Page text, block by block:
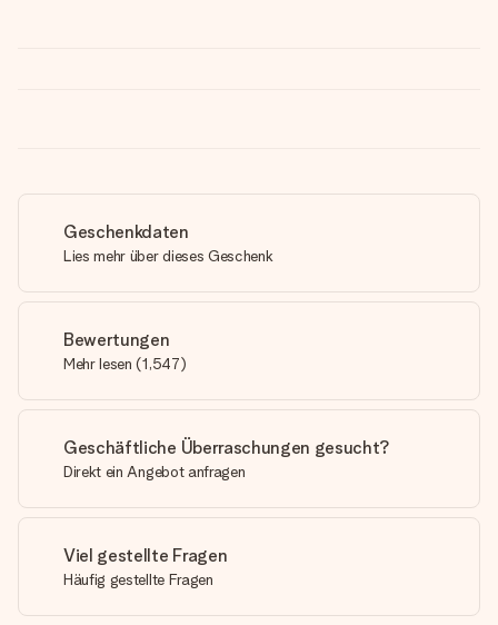
Geschenkdaten
Lies mehr über dieses Geschenk
Bewertungen
Mehr lesen (1,547)
Geschäftliche Überraschungen gesucht?
Direkt ein Angebot anfragen
Viel gestellte Fragen
Häufig gestellte Fragen